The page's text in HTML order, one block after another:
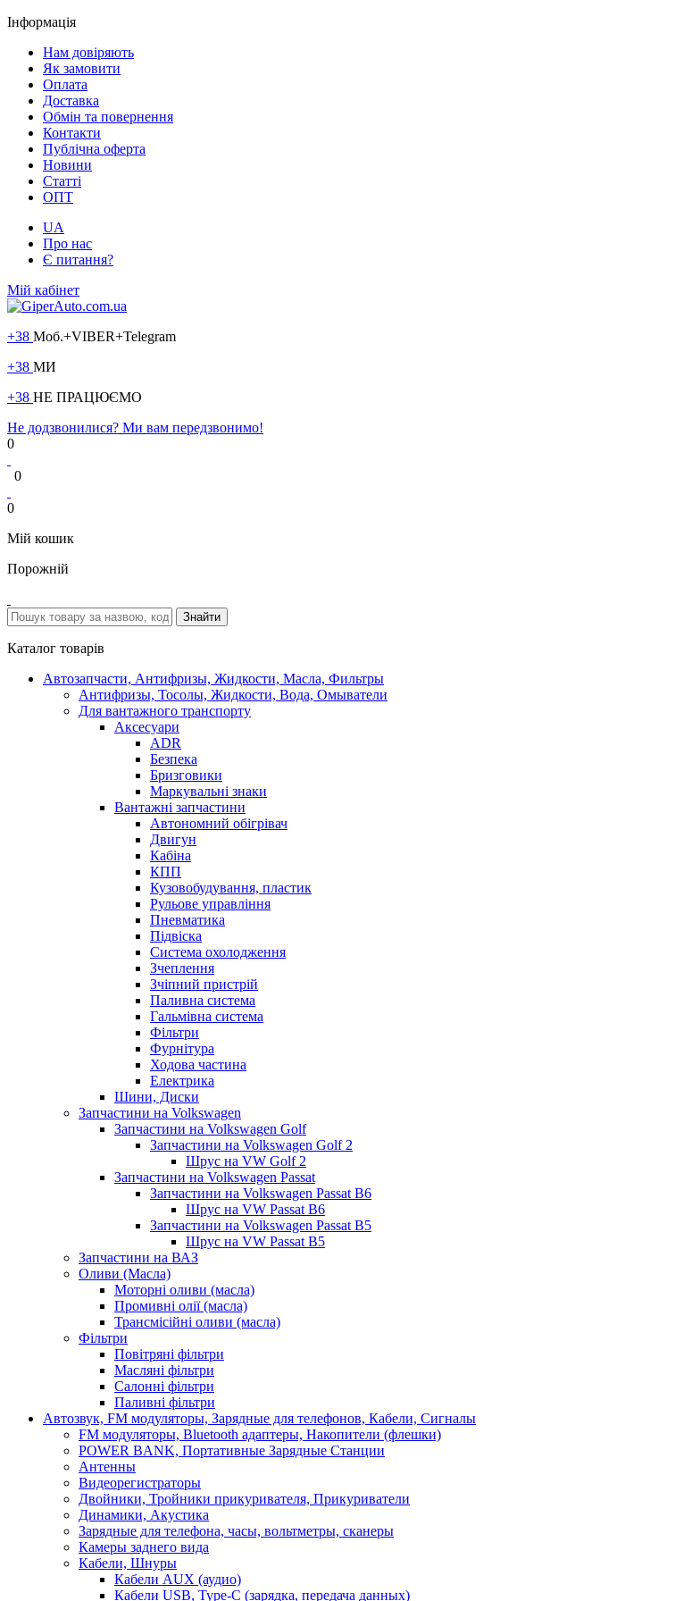
Інформація
Нам довіряють
Як замовити
Оплата
Доставка
Обмін та повернення
Контакти
Публічна оферта
Новини
Статті
ОПТ
UA
Про нас
Є питання?
Мій кабінет
+38 Моб.+VIBER+Telegram
+38 МИ
+38 НЕ ПРАЦЮЄМО
Не додзвонилися? Ми вам передзвонимо!
0
0
0
Мій кошик
Порожній
Каталог товарів
Автозапчасти, Антифризы, Жидкости, Масла, Фильтры
Антифризы, Тосолы, Жидкости, Вода, Омыватели
Для вантажного транспорту
Аксесуари
ADR
Безпека
Бризговики
Маркувальні знаки
Вантажні запчастини
Автономний обігрівач
Двигун
Кабіна
КПП
Кузовобудування, пластик
Рульове управління
Пневматика
Підвіска
Система охолодження
Зчеплення
Зчіпний пристрій
Паливна система
Гальмівна система
Фільтри
Фурнітура
Ходова частина
Електрика
Шини, Диски
Запчастини на Volkswagen
Запчастини на Volkswagen Golf
Запчастини на Volkswagen Golf 2
Шрус на VW Golf 2
Запчастини на Volkswagen Passat
Запчастини на Volkswagen Passat B6
Шрус на VW Passat B6
Запчастини на Volkswagen Passat B5
Шрус на VW Passat B5
Запчастини на ВАЗ
Оливи (Масла)
Моторні оливи (масла)
Промивні олії (масла)
Трансмісійні оливи (масла)
Фільтри
Повітряні фільтри
Масляні фільтри
Салонні фільтри
Паливні фільтри
Автозвук, FM модуляторы, Зарядные для телефонов, Кабели, Сигналы
FM модуляторы, Bluetooth адаптеры, Накопители (флешки)
POWER BANK, Портативные Зарядные Станции
Антенны
Видеорегистраторы
Двойники, Тройники прикуривателя, Прикуриватели
Динамики, Акустика
Зарядные для телефона, часы, вольтметры, сканеры
Камеры заднего вида
Кабели, Шнуры
Кабели AUX (аудио)
Кабели USB, Type-C (зарядка, передача данных)